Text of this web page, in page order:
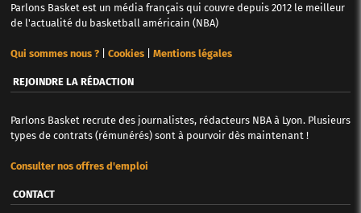
Parlons Basket est un média français qui couvre depuis 2012 le meilleur
de l'actualité du basketball américain (NBA)
Qui sommes nous ?| Cookies| Mentions légales
REJOINDRE LA RÉDACTION
Parlons Basket recrute des journalistes, rédacteurs NBA à Lyon. Plusieurs
types de contrats (rémunérés) sont à pourvoir dès maintenant !
Consulter nos offres d'emploi
CONTACT